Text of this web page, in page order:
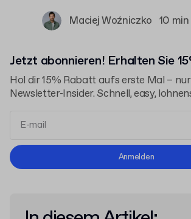
Maciej Woźniczko 10
Jetzt abonnieren! Erhalten Sie
Hol dir 15% Rabatt aufs erste Mal –
Newsletter-Insider. Schnell, easy,
Allgemeinen
Anmelden